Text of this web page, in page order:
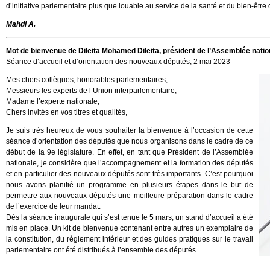
d’initiative parlementaire plus que louable au service de la santé et du bien-être
Mahdi A.
Mot de bienvenue de Dileita Mohamed Dileita, président de l’Assemblée
Séance d’accueil et d’orientation des nouveaux députés, 2 mai 2023
Mes chers collègues, honorables parlementaires,
Messieurs les experts de l’Union interparlementaire,
Madame l’experte nationale,
Chers invités en vos titres et qualités,
Je suis très heureux de vous souhaiter la bienvenue à l’occasion de cette
séance d’orientation des députés que nous organisons dans le cadre de ce
début de la 9e législature. En effet, en tant que Président de l’Assemblée
nationale, je considère que l’accompagnement et la formation des députés
et en particulier des nouveaux députés sont très importants. C’est pourquoi
nous avons planifié un programme en plusieurs étapes dans le but de
permettre aux nouveaux députés une meilleure préparation dans le cadre
de l’exercice de leur mandat.
Dès la séance inaugurale qui s’est tenue le 5 mars, un stand d’accueil a été
mis en place. Un kit de bienvenue contenant entre autres un exemplaire de
la constitution, du règlement intérieur et des guides pratiques sur le travail
parlementaire ont été distribués à l’ensemble des députés.